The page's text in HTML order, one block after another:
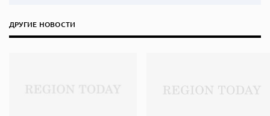
ДРУГИЕ НОВОСТИ